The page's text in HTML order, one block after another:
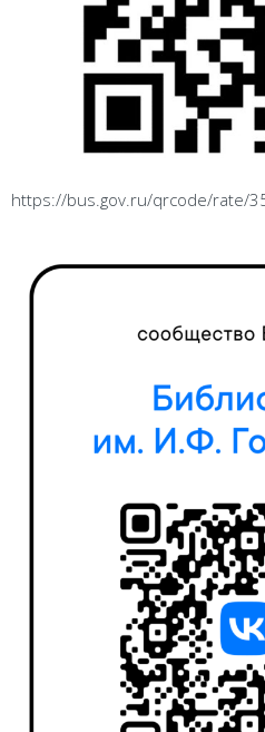
https://bus.gov.ru/qrcode/rate/